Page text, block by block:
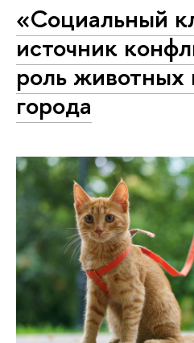
«Социальный
источник
роль животных
города